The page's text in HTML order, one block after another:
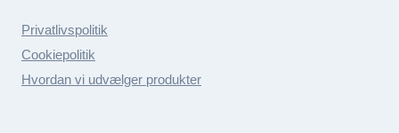
Privatlivspolitik
Cookiepolitik
Hvordan vi udvælger produkter